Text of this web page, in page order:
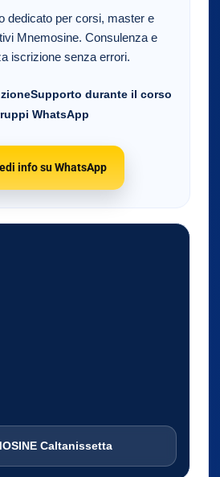
dedicato per corsi, master e
Mnemosine. Consulenza e
iscrizione senza errori.
Supporto durante il corso
WhatsApp
info su WhatsApp
Caltanissetta